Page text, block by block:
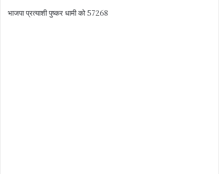
भाजपा प्रत्याशी पुष्कर धामी को 57268